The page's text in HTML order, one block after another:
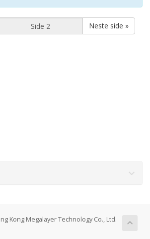
Neste side »
Kong Megalayer Technology Co., Ltd.